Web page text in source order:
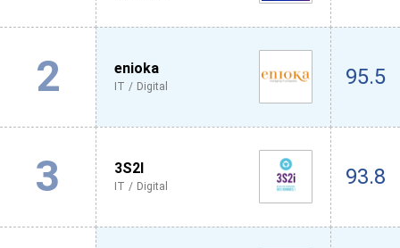
2 enioka
IT / Digital 95.5
3 3S2I
IT / Digital 93.8